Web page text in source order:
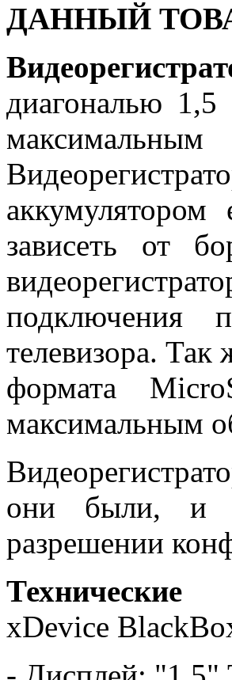
ДАННЫЙ
диагональю
зависеть от
подключения
телевизора. Так
формата
максимальным
они были, и
разрешении
Технические
xDevice